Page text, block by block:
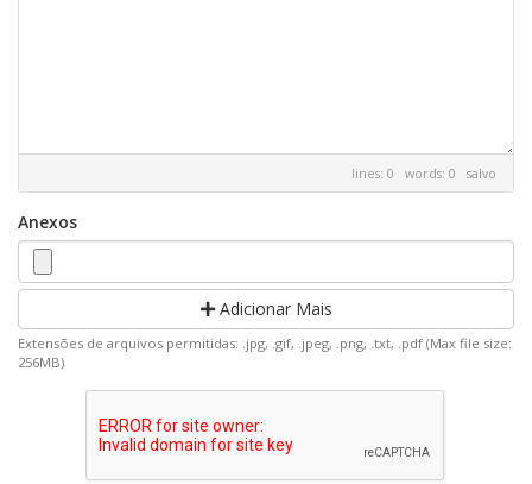
lines: 0 words: 0 salvo
Anexos
Adicionar Mais
Extensões de arquivos permitidas: .jpg, .gif, .jpeg, .png, .txt, .pdf (Max file size:
256MB)